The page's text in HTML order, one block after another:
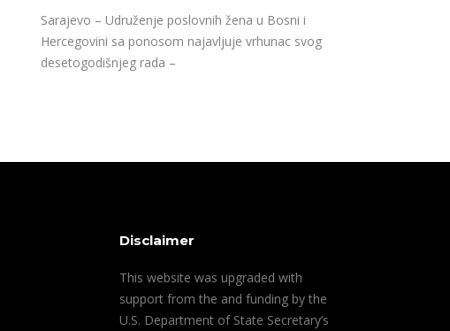
Sarajevo – Udruženje poslovnih žena u Bosni i
Hercegovini sa ponosom najavljuje vrhunac svog
desetogodišnjeg rada –
Disclaimer
This website was upgraded with
support from the and funding by the
U.S. Department of State Secretary’s